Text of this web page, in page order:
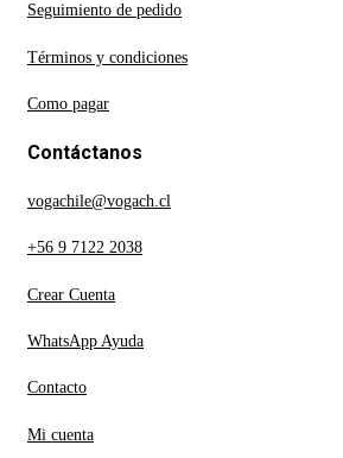
Seguimiento de pedido
Términos y condiciones
Como pagar
Contáctanos
vogachile@vogach.cl
+56 9 7122 2038
Crear Cuenta
WhatsApp Ayuda
Contacto
Mi cuenta